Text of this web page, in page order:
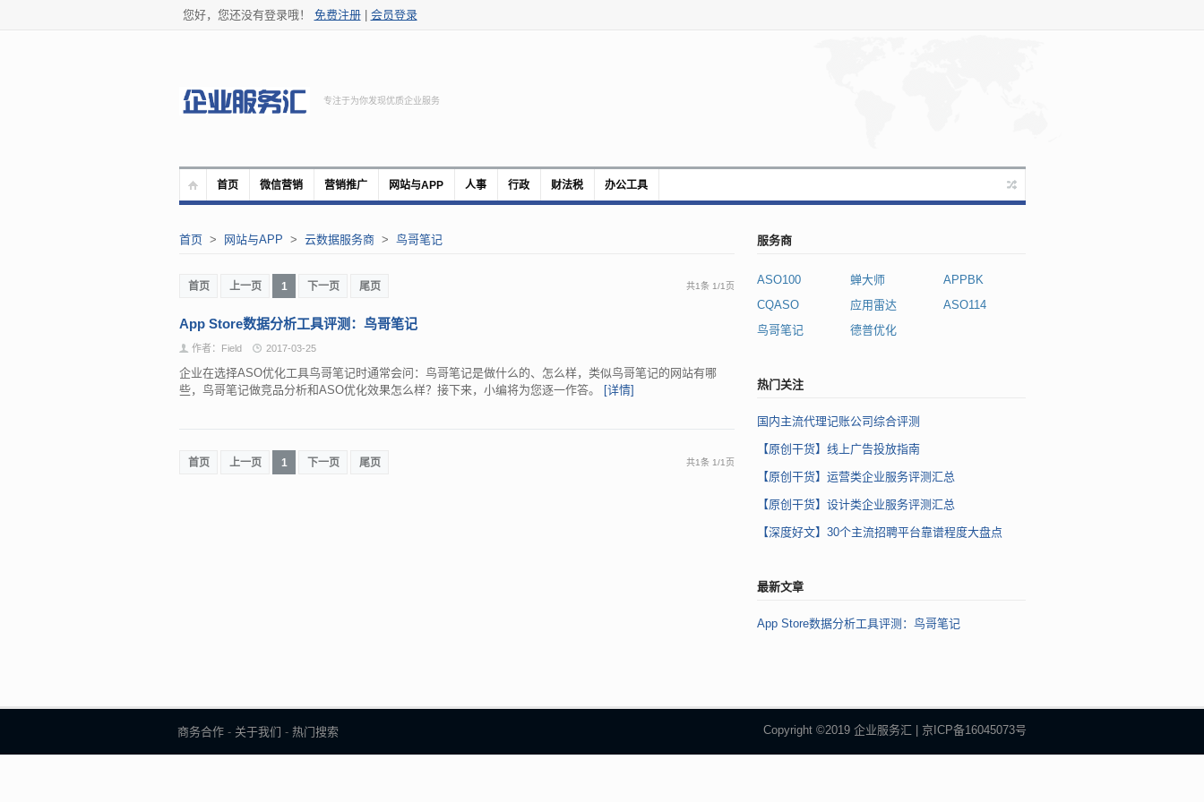
您好，您还没有登录哦！ 免费注册| 会员登录
专注于为你发现优质企业服务
首页 微信营销 营销推广 网站与APP 人事 行政 财法税 办公工具
首页> 网站与APP > 云数据服务商> 鸟哥笔记
首页 上一页 1 下一页 尾页 共1条 1/1页
App Store数据分析工具评测：鸟哥笔记
作者：Field 2017-03-25
企业在选择ASO优化工具鸟哥笔记时通常会问：鸟哥笔记是做什么的、怎么样，类似鸟哥笔记的网站有哪
些，鸟哥笔记做竞品分析和ASO优化效果怎么样？接下来，小编将为您逐一作答。 [详情]
首页 上一页 1 下一页 尾页 共1条 1/1页
服务商
ASO100 蝉大师
APPBK
CQASO
应用雷达
ASO114
鸟哥笔记
德普优化
热门关注
国内主流代理记账公司综合评测
【原创干货】线上广告投放指南
【原创干货】运营类企业服务评测汇总
【原创干货】设计类企业服务评测汇总
【深度好文】30个主流招聘平台靠谱程度大盘点
最新文章
App Store数据分析工具评测：鸟哥笔记
商务合作 - 关于我们 - 热门搜索 Copyright ©2019 企业服务汇 | 京ICP备16045073号